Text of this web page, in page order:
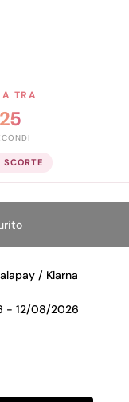
TRA
25
CAVALLI
ROBERTO
/ Klarna
- 12/08/2026